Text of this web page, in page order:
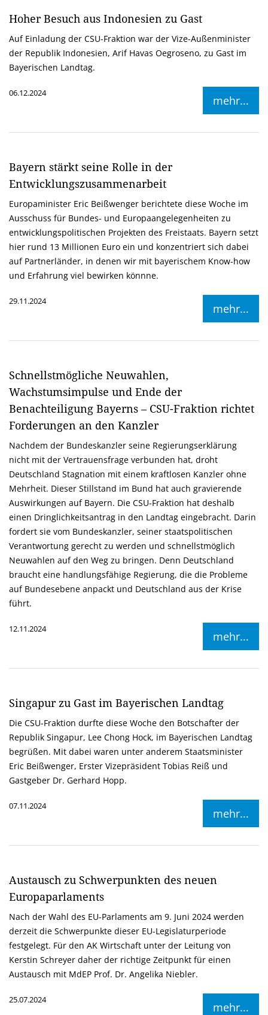
Hoher Besuch aus Indonesien zu Gast
Auf Einladung der CSU-Fraktion war der Vize-Außenminister
der Republik Indonesien, Arif Havas Oegroseno, zu Gast im
Bayerischen Landtag.
06.12.2024
mehr...
Bayern stärkt seine Rolle in der
Entwicklungszusammenarbeit
Europaminister Eric Beißwenger berichtete diese Woche im
Ausschuss für Bundes- und Europaangelegenheiten zu
entwicklungspolitischen Projekten des Freistaats. Bayern setzt
hier rund 13 Millionen Euro ein und konzentriert sich dabei
auf Partnerländer, in denen wir mit bayerischem Know-how
und Erfahrung viel bewirken könnne.
29.11.2024
mehr...
Schnellstmögliche Neuwahlen,
Wachstumsimpulse und Ende der
Benachteiligung Bayerns – CSU-Fraktion richtet
Forderungen an den Kanzler
Nachdem der Bundeskanzler seine Regierungserklärung
nicht mit der Vertrauensfrage verbunden hat, droht
Deutschland Stagnation mit einem kraftlosen Kanzler ohne
Mehrheit. Dieser Stillstand im Bund hat auch gravierende
Auswirkungen auf Bayern. Die CSU-Fraktion hat deshalb
einen Dringlichkeitsantrag in den Landtag eingebracht. Darin
fordert sie vom Bundeskanzler, seiner staatspolitischen
Verantwortung gerecht zu werden und schnellstmöglich
Neuwahlen auf den Weg zu bringen. Denn Deutschland
braucht eine handlungsfähige Regierung, die die Probleme
auf Bundesebene anpackt und Deutschland aus der Krise
führt.
12.11.2024
mehr...
Singapur zu Gast im Bayerischen Landtag
Die CSU-Fraktion durfte diese Woche den Botschafter der
Republik Singapur, Lee Chong Hock, im Bayerischen Landtag
begrüßen. Mit dabei waren unter anderem Staatsminister
Eric Beißwenger, Erster Vizepräsident Tobias Reiß und
Gastgeber Dr. Gerhard Hopp.
07.11.2024
mehr...
Austausch zu Schwerpunkten des neuen
Europaparlaments
Nach der Wahl des EU-Parlaments am 9. Juni 2024 werden
derzeit die Schwerpunkte dieser EU-Legislaturperiode
festgelegt. Für den AK Wirtschaft unter der Leitung von
Kerstin Schreyer daher der richtige Zeitpunkt für einen
Austausch mit MdEP Prof. Dr. Angelika Niebler.
25.07.2024
mehr...